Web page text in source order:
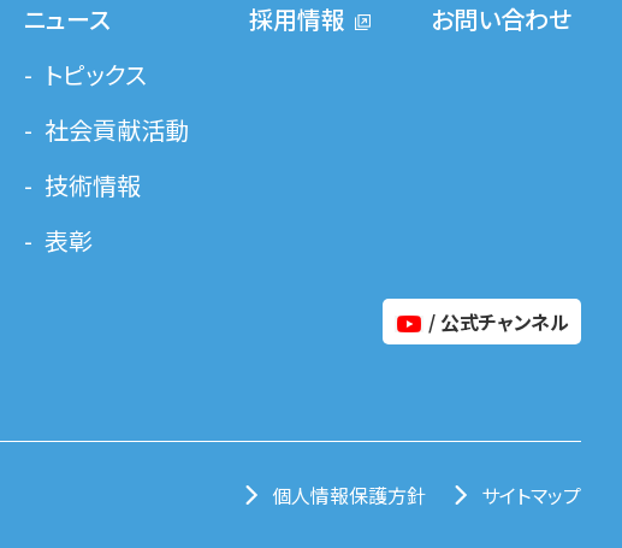
ニュース
トピックス
社会貢献活動
技術情報
表彰
採用情報 お問い合わせ
/ 公式チャンネル
個人情報保護方針 サイトマップ